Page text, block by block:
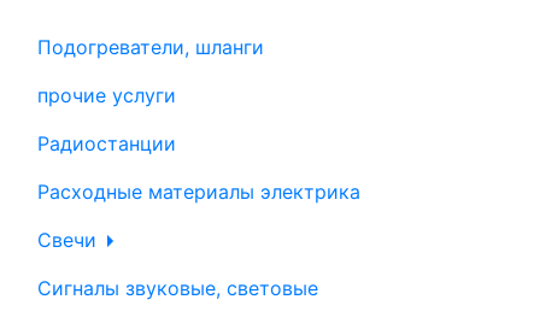
Подогреватели, шланги
прочие услуги
Радиостанции
Расходные материалы электрика
Свечи
Сигналы звуковые, световые